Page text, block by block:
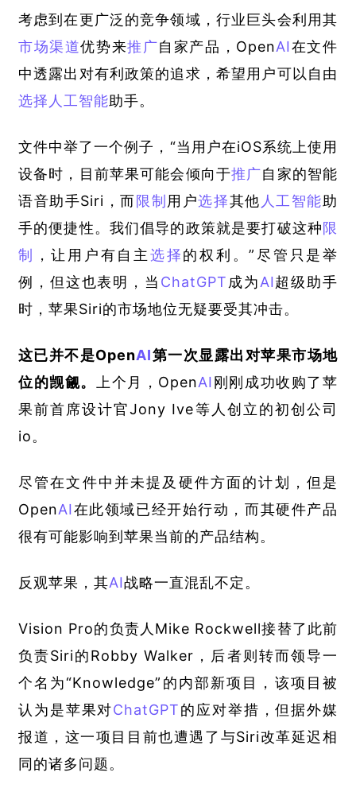
考虑到在更广泛的竞争领域，行业巨头会利用其
市场渠道优势来推广自家产品，OpenAI在文件
中透露出对有利政策的追求，希望用户可以自由
选择 人工智能助手。
文件中举了一个例子，“当用户在iOS系统上使用
设备时，目前苹果可能会倾向于推广自家的智能
语音助手Siri，而 限制 用户选择其他 人工智能助
手的便捷性。我们倡导的政策就是要打破这种限
制
，让用户有自主选择的权利。”尽管只是举
例，但这也表明，当 ChatGPT成为AI超级助手
时，苹果Siri的市场地位无疑要受其冲击。
这已并不是OpenAI第一次显露出对苹果市场地
位的觊觎。 上个月，OpenAI刚刚成功收购了苹
果前首席设计官Jony Ive等人创立的初创公司
io。
尽管在文件中并未提及硬件方面的计划，但是
OpenAI在此领域已经开始行动，而其硬件产品
很有可能影响到苹果当前的产品结构。
反观苹果，其AI战略一直混乱不定。
Vision Pro的负责人Mike Rockwell接替了此前
负责Siri的Robby Walker，后者则转而领导一
个名为“Knowledge”的内部新项目，该项目被
认为是苹果对ChatGPT的应对举措，但据外媒
报道，这一项目目前也遭遇了与Siri改革延迟相
同的诸多问题。